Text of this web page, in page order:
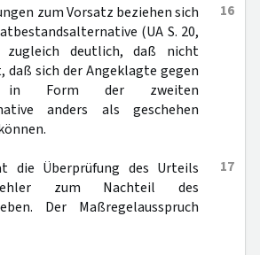
16
zum Vorsatz beziehen sich
(UA S. 20,
zugleich deutlich, daß nicht
daß sich der Angeklagte gegen
in Form der zweiten
anders als geschehen
17
die Überprüfung des Urteils
zum Nachteil des
Der Maßregelausspruch